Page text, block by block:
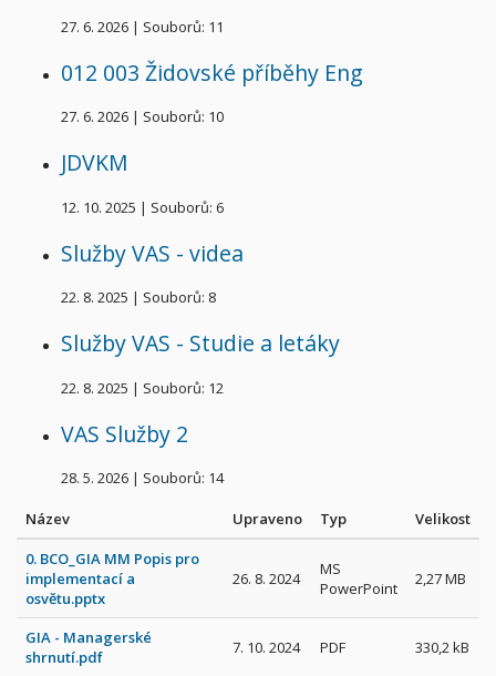
27. 6. 2026 | Souborů: 11
012 003 Židovské příběhy Eng
27. 6. 2026 | Souborů: 10
JDVKM
12. 10. 2025 | Souborů: 6
Služby VAS - videa
22. 8. 2025 | Souborů: 8
Služby VAS - Studie a letáky
22. 8. 2025 | Souborů: 12
VAS Služby 2
28. 5. 2026 | Souborů: 14
Název Upraveno Typ
Velikost
0. BCO_GIA MM Popis pro
implementací a
osvětu.pptx
26. 8. 2024
MS
PowerPoint
2,27 MB
GIA - Managerské
shrnutí.pdf
7. 10. 2024 PDF 330,2 kB